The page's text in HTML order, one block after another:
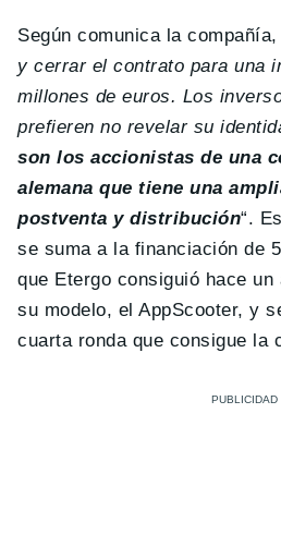
Según comunica la compañía,
y cerrar el contrato para una
millones de euros. Los
prefieren no revelar su
son los accionistas de una
alemana que tiene una
postventa ydistribución“.
se suma a la financiación de
que Etergo consiguió hace
su modelo, el AppScooter, y
cuarta ronda que consigue la